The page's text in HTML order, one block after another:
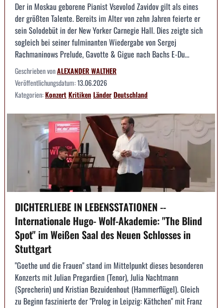
Der in Moskau geborene Pianist Vsevolod Zavidov gilt als eines
der größten Talente. Bereits im Alter von zehn Jahren feierte er
sein Solodebüt in der New Yorker Carnegie Hall. Dies zeigte sich
sogleich bei seiner fulminanten Wiedergabe von Sergej
Rachmaninows Prelude, Gavotte & Gigue nach Bachs E-Du...
Geschrieben vonALEXANDER WALTHER
Veröffentlichungsdatum:13.06.2026
Kategorien:KonzertKritikenLänderDeutschland
DICHTERLIEBE IN LEBENSSTATIONEN --
Internationale Hugo- Wolf-Akademie: "The Blind
Spot" im Weißen Saal des Neuen Schlosses in
Stuttgart
"Goethe und die Frauen" stand im Mittelpunkt dieses besonderen
Konzerts mit Julian Pregardien (Tenor), Julia Nachtmann
(Sprecherin) und Kristian Bezuidenhout (Hammerflügel). Gleich
zu Beginn faszinierte der "Prolog in Leipzig: Käthchen" mit Franz